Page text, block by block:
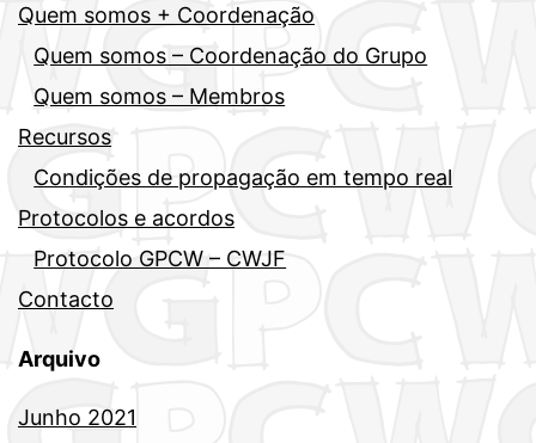
Quem somos + Coordenação
Quem somos – Coordenação do Grupo
Quem somos – Membros
Recursos
Condições de propagação em tempo real
Protocolos e acordos
Protocolo GPCW – CWJF
Contacto
Arquivo
Junho 2021